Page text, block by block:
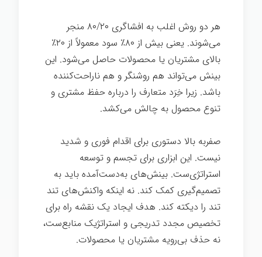
هر دو روش اغلب به افشاگری ۸۰/۲۰ منجر
می‌شوند. یعنی بیش از ۸۰٪ سود معمولاً از ۲۰٪
بالای مشتریان یا محصولات حاصل می‌شود. این
بینش می‌تواند هم روشنگر و هم ناراحت‌کننده
باشد. زیرا خِرَد متعارف را درباره حفظ مشتری و
تنوع محصول به چالش می‌کشد.
صفربه بالا دستوری برای اقدام فوری و شدید
نیست. این ابزاری برای تجسم و توسعه
استراتژی‌ست. بینش‌های به‌دست‌آمده باید به
تصمیم‌گیری کمک کند. نه اینکه واکنش‌های تند
تند را دیکته کند. هدف ایجاد یک نقشه راه برای
تخصیص مجدد تدریجی و استراتژیک منابع‌ست،
نه حذف بی‌رویه مشتریان یا محصولات.